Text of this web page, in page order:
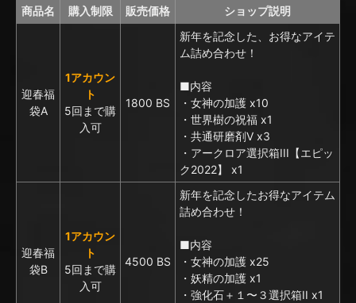
商品名 購入制限 販売価格 ショップ説明
迎春福
袋A
1アカウン
ト
5回まで購
入可
1800 BS
新年を記念した、お得なアイテ
ム詰め合わせ！
■内容
・女神の加護 x10
・世界樹の祝福 x1
・共通研磨剤V x3
・アークロア選択箱III【エピッ
ク2022】 x1
迎春福
袋B
1アカウン
ト
5回まで購
入可
4500 BS
新年を記念したお得なアイテム
詰め合わせ！
■内容
・女神の加護 x25
・妖精の加護 x1
・強化石＋１〜３選択箱II x1